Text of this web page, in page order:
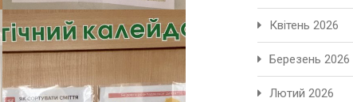
Квітень 2026
Березень 2026
Лютий 2026